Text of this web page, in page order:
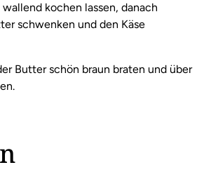
kochen lassen, danach
schwenken und den Käse
Butter schön braun braten und über